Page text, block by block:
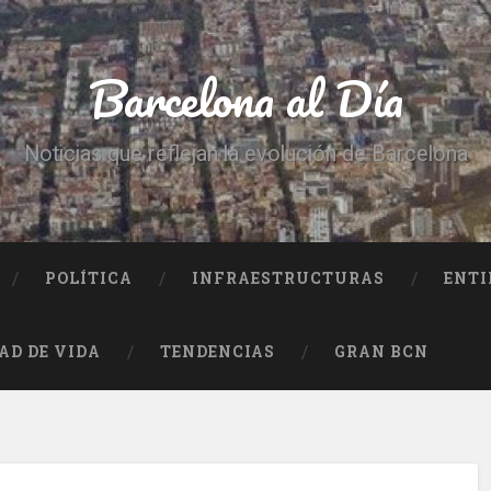
Barcelona al Día
Noticias que reflejan la evolución de Barcelona
POLÍTICA INFRAESTRUCTURAS
DE VIDA TENDENCIAS GRAN BCN